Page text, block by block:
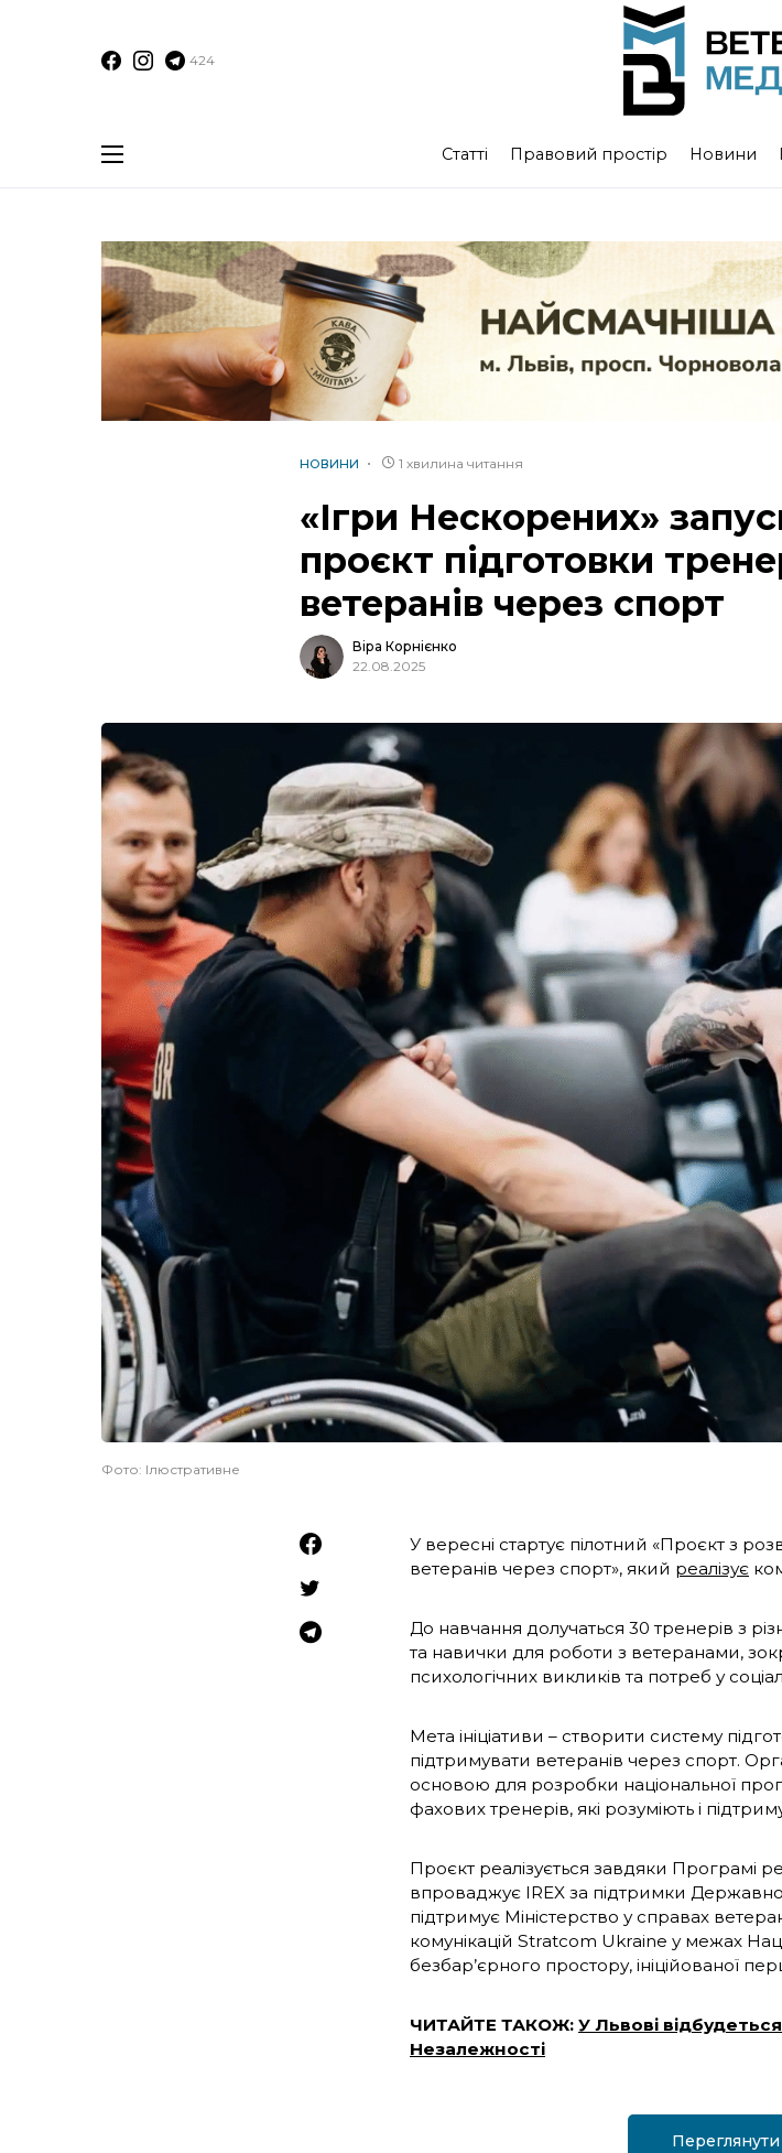
424
Статті Правовий простір Новини
НОВИНИ 1 хвилина читання
«Ігри Нескорених»
проєкт підготовки
ветеранів через спорт
Віра Корнієнко
22.08.2025
Фото: Ілюстративне
У вересні стартує пілотний «Проєкт з
ветеранів через спорт», який реалізує
До навчання долучаться 30 тренерів з
та навички для роботи з ветеранами,
психологічних викликів та потреб у
Мета ініціативи – створити систему
підтримувати ветеранів через спорт.
основою для розробки національної
фахових тренерів, які розуміють і
Проєкт реалізується завдяки Програмі
впроваджує IREX за підтримки
підтримує Міністерство у справах
комунікацій Stratcom Ukraine у межах
безбар’єрного простору, ініційованої
ЧИТАЙТЕ ТАКОЖ: У Львові
Незалежності